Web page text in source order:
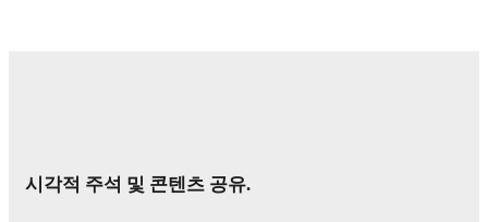
시각적 주석 및 콘텐츠 공유.